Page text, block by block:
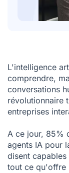
L'intelligence
comprendre,
conversations
révolutionnaire
entreprises
A ce jour, 85%
agents IA pour
disent
tout ce qu'offre